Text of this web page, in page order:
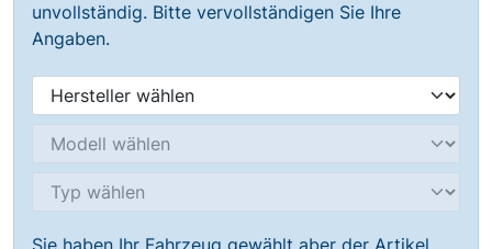
unvollständig. Bitte vervollständigen Sie Ihre
Angaben.
Sie haben Ihr Fahrzeug gewählt aber der Artikel